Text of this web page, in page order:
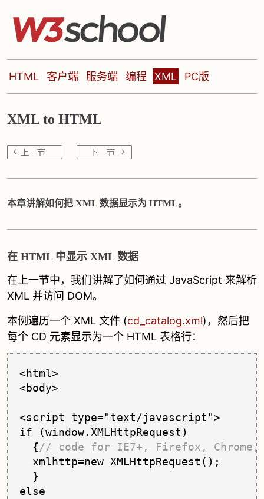
HTML 客户端 服务端 编程 XML PC版
XML to HTML
本章讲解如何把 XML 数据显示为 HTML。
在 HTML 中显示 XML 数据
在上一节中，我们讲解了如何通过 JavaScript 来解析
XML 并访问 DOM。
本例遍历一个 XML 文件 (cd_catalog.xml)，然后把
每个 CD 元素显示为一个 HTML 表格行：
<html>
<body>
<script type="text/javascript">
if (window.XMLHttpRequest)
  {
// code for IE7+, Firefox, Chrome,
  xmlhttp=new XMLHttpRequest();
  }
else